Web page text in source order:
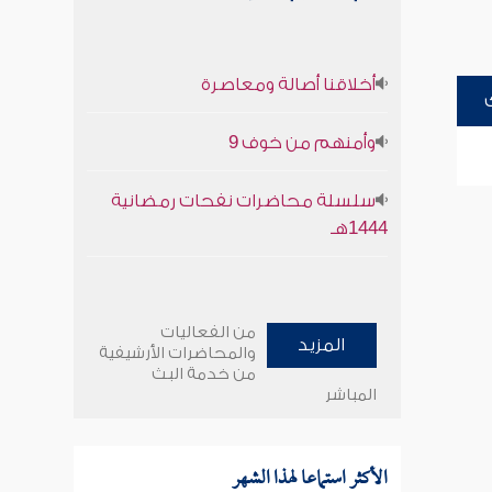
أخلاقنا أصالة ومعاصرة
وأمنهم من خوف 9
سلسلة محاضرات نفحات رمضانية
1444هـ
المزيد
من الفعاليات
والمحاضرات الأرشيفية
من خدمة البث
المباشر
الأكثر استماعا لهذا الشهر